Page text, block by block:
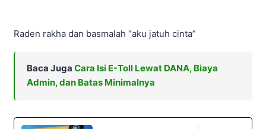
Raden rakha dan basmalah “aku jatuh cinta”
Baca Juga Cara Isi E-Toll Lewat DANA, Biaya
Admin, dan Batas Minimalnya